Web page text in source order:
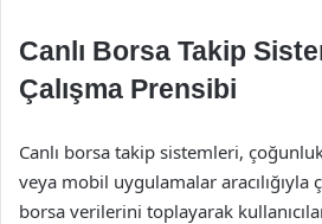
Canlı Borsa Takip
Çalışma Prensibi
Canlı borsa takip sistemleri,
veya mobil uygulamalar aracılığıyla
borsa verilerini toplayarak